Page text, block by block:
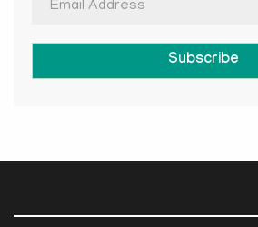
Subscribe